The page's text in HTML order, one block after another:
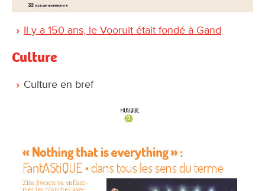
Il y a 150 ans, le Vooruit était fondé à Gand
Culture
Culture en bref